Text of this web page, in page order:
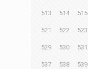
513 514 515
521 522 523
529 530 531
537 538 539